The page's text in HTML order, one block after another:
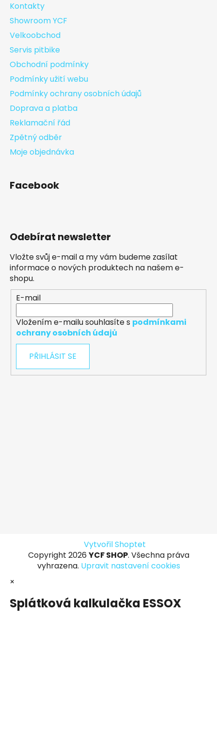
Kontakty
Showroom YCF
Velkoobchod
Servis pitbike
Obchodní podmínky
Podmínky užití webu
Podmínky ochrany osobních údajů
Doprava a platba
Reklamační řád
Zpětný odběr
Moje objednávka
Facebook
Odebírat newsletter
Vložte svůj e-mail a my vám budeme zasílat
informace o nových produktech na našem e-
shopu.
E-mail
Vložením e-mailu souhlasíte s podmínkami
ochrany osobních údajů
PŘIHLÁSIT SE
Vytvořil Shoptet
Copyright 2026 YCF SHOP. Všechna práva
vyhrazena. Upravit nastavení cookies
×
Splátková kalkulačka ESSOX